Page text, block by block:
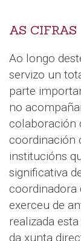
AS CIFRAS
Ao longo
servizo un
parte
no
colaboración
coordinación
institucións
significativa
coordinadora
exerceu de
realizada
da xunta